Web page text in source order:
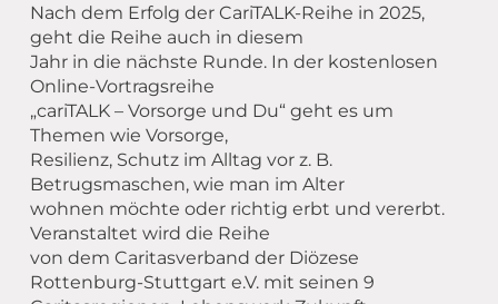
Nach dem Erfolg der CariTALK-Reihe in 2025,
geht die Reihe auch in diesem
Jahr in die nächste Runde. In der kostenlosen
Online-Vortragsreihe
„cariTALK – Vorsorge und Du“ geht es um
Themen wie Vorsorge,
Resilienz, Schutz im Alltag vor z. B.
Betrugsmaschen, wie man im Alter
wohnen möchte oder richtig erbt und vererbt.
Veranstaltet wird die Reihe
von dem Caritasverband der Diözese
Rottenburg-Stuttgart e.V. mit seinen 9